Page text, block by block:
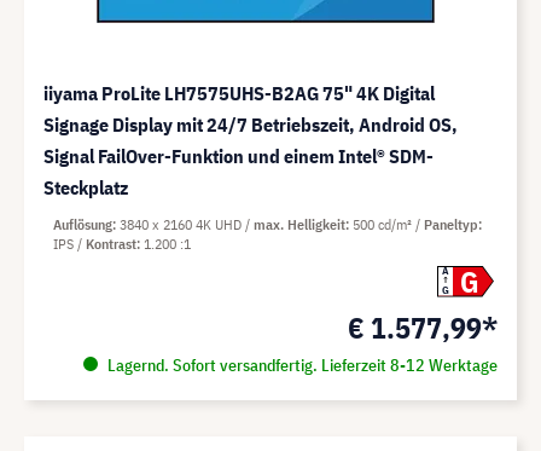
iiyama ProLite LH7575UHS-B2AG 75" 4K Digital
Signage Display mit 24/7 Betriebszeit, Android OS,
Signal FailOver-Funktion und einem Intel® SDM-
Steckplatz
A
G
G
€ 1.577,99*
Lagernd. Sofort versandfertig. Lieferzeit 8-12 Werktage
Auflösung 3840 x 2160 4K UHD max. Helligkeit 500 cd/m²
Paneltyp
IPS
Kontrast 1.200 :1